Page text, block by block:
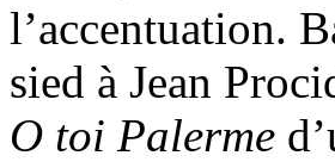
l’accentuation.
sied à Jean
O toi Palerme